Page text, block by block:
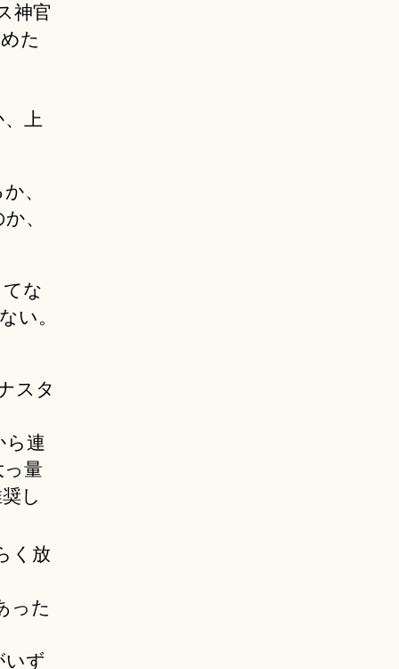
神官
た
上
、
、
な
い。
スタ
ら連
量
し
く放
った
いず